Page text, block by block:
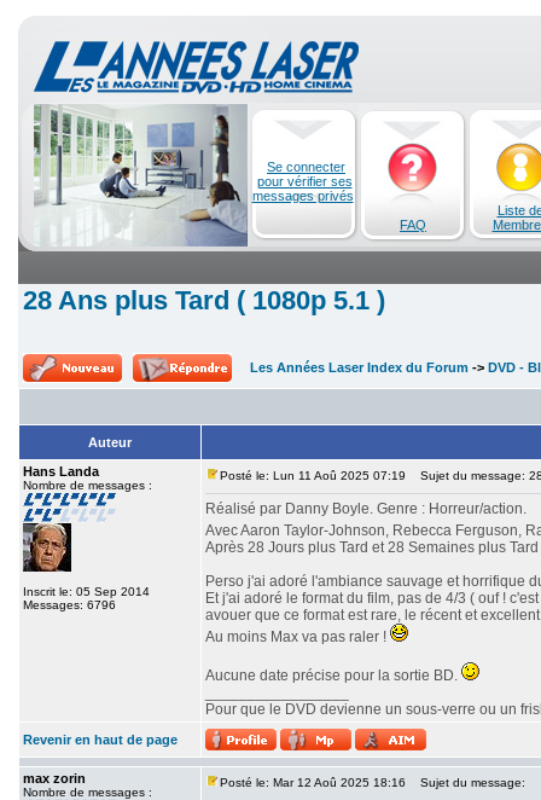
Se connecter
pour vérifier ses
messages privés
FAQ
Liste
28 Ans plus Tard ( 1080p 5.1 )
Les Années Laser Index du Forum -> DVD -
Auteur
Hans Landa
Nombre de messages :
Inscrit le: 05 Sep 2014
Messages: 6796
Posté le: Lun 11 Aoû 2025 07:19 Sujet du message:
Réalisé par Danny Boyle. Genre : Horreur/action.
Avec Aaron Taylor-Johnson, Rebecca Ferguson,
Après 28 Jours plus Tard et 28 Semaines plus
Perso j'ai adoré l'ambiance sauvage et horrifique
Et j'ai adoré le format du film, pas de 4/3 ( ouf !
avouer que ce format est rare, le récent et
Au moins Max va pas raler !
Aucune date précise pour la sortie BD.
Pour que le DVD devienne un sous-verre ou un
Revenir en haut de page
max zorin
Nombre de messages :
Posté le: Mar 12 Aoû 2025 18:16 Sujet du message: